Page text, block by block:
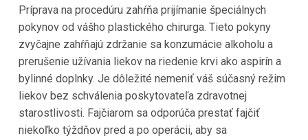
Príprava na procedúru zahŕňa prijímanie špeciálnych
pokynov od vášho plastického chirurga. Tieto pokyny
zvyčajne zahŕňajú zdržanie sa konzumácie alkoholu a
prerušenie užívania liekov na riedenie krvi ako aspirín a
bylinné doplnky. Je dôležité nemeniť váš súčasný režim
liekov bez schválenia poskytovateľa zdravotnej
starostlivosti. Fajčiarom sa odporúča prestať fajčiť
niekoľko týždňov pred a po operácii, aby sa